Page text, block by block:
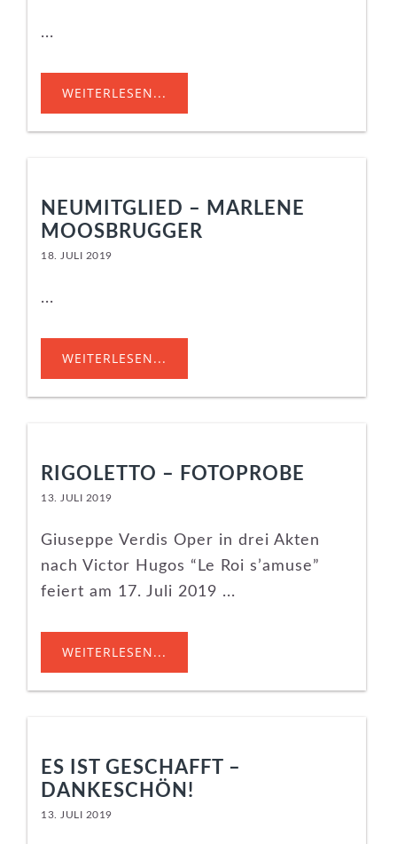
...
WEITERLESEN...
NEUMITGLIED – MARLENE
MOOSBRUGGER
18. JULI 2019
...
WEITERLESEN...
RIGOLETTO – FOTOPROBE
13. JULI 2019
Giuseppe Verdis Oper in drei Akten
nach Victor Hugos “Le Roi s’amuse”
feiert am 17. Juli 2019 ...
WEITERLESEN...
ES IST GESCHAFFT –
DANKESCHÖN!
13. JULI 2019